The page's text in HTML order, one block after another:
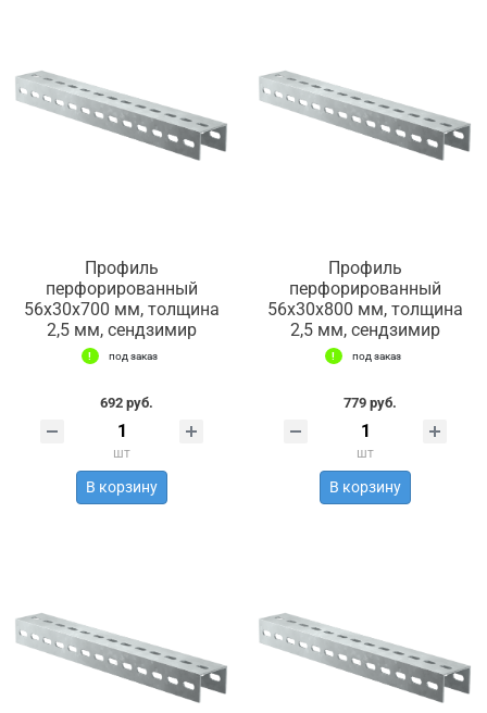
Профиль
перфорированный
56х30х700 мм, толщина
2,5 мм, сендзимир
под заказ
692 руб.
шт
В корзину
Профиль
перфорированный
56х30х800 мм, толщина
2,5 мм, сендзимир
под заказ
779 руб.
шт
В корзину